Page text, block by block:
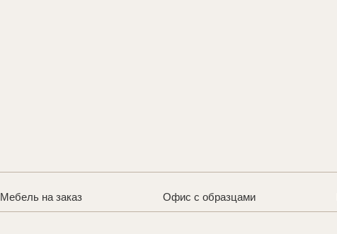
Мебель на заказ Офис с образцами